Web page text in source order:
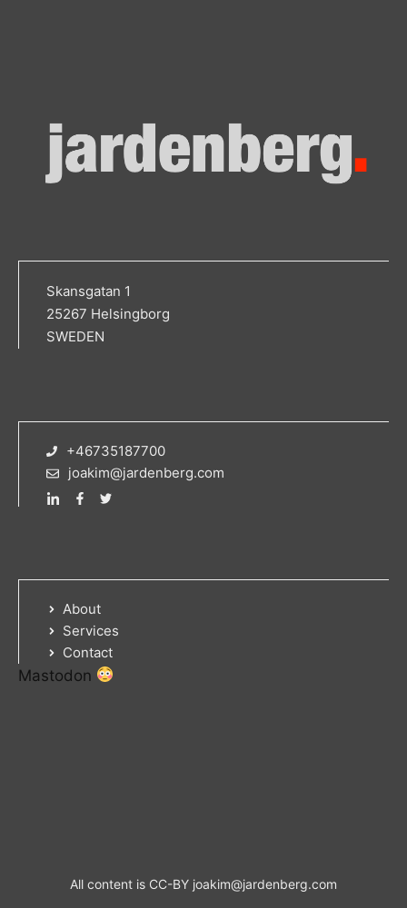
Skansgatan 1
25267 Helsingborg
SWEDEN
+46735187700
joakim@jardenberg.com
About
Services
Contact
Mastodon
All content is CC-BY joakim@jardenberg.com